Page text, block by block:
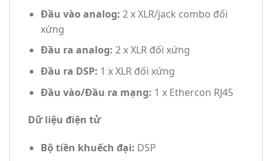
Đầu vào analog: 2 x XLR/jack combo đối
xứng
Đầu ra analog: 2 x XLR đối xứng
Đầu ra DSP: 1 x XLR đối xứng
Đầu vào/Đầu ra mạng: 1 x Ethercon RJ45
Dữ liệu điện tử
Bộ tiền khuếch đại: DSP